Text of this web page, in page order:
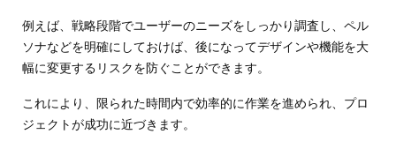
例えば、戦略段階でユーザーのニーズをしっかり調査し、ペル
ソナなどを明確にしておけば、後になってデザインや機能を大
幅に変更するリスクを防ぐことができます。
これにより、限られた時間内で効率的に作業を進められ、プロ
ジェクトが成功に近づきます。